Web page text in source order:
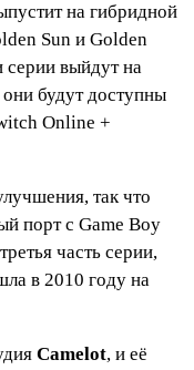
на гибридной
Sun и Golden
серии выйдут на
будут доступны
Online +
так что
порт с Game Boy
часть серии,
в 2010 году на
Camelot, и её